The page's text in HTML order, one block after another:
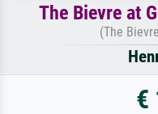
The Bievre at
(The
€